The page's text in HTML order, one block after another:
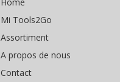
Mi Tools2Go
Assortiment
A propos de nous
Contact